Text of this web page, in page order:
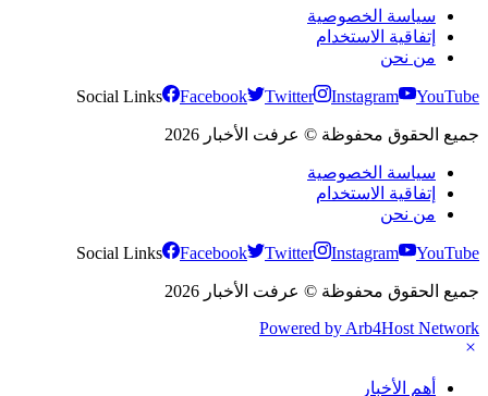
سياسة الخصوصية
إتفاقية الاستخدام
من نحن
Social Links Facebook Twitter Instagram YouTube
جميع الحقوق محفوظة © عرفت الأخبار 2026
سياسة الخصوصية
إتفاقية الاستخدام
من نحن
Social Links Facebook Twitter Instagram YouTube
جميع الحقوق محفوظة © عرفت الأخبار 2026
Powered by Arb4Host Network
أهم الأخبار